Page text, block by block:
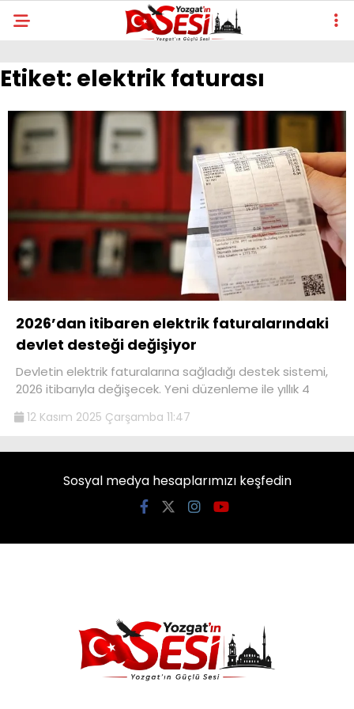
Etiket: elektrik faturası
2026’dan itibaren elektrik faturalarındaki
devlet desteği değişiyor
Devletin elektrik faturalarına sağladığı destek sistemi,
2026 itibarıyla değişecek. Yeni düzenleme ile yıllık 4
12 Kasım 2025 Çarşamba 11:47
Sosyal medya hesaplarımızı keşfedin